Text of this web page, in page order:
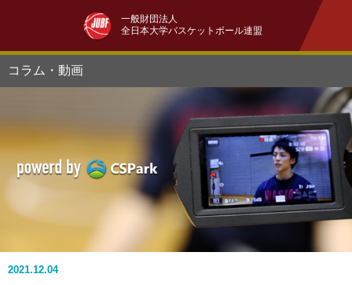
一般財団法人
全日本大学バスケットボール連盟
コラム・動画
2021.12.04